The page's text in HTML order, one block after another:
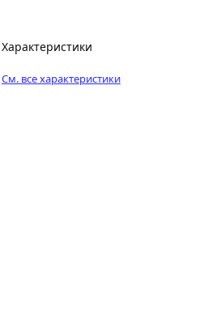
Характеристики
См. все характеристики